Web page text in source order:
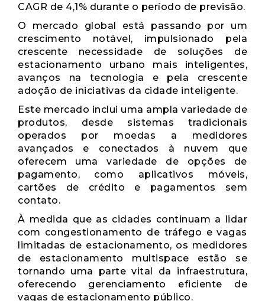
CAGR de 4,1% durante o período de previsão.
O mercado global está passando por um
crescimento notável, impulsionado pela
crescente necessidade de soluções de
estacionamento urbano mais inteligentes,
avanços na tecnologia e pela crescente
adoção de iniciativas da cidade inteligente.
Este mercado inclui uma ampla variedade de
produtos, desde sistemas tradicionais
operados por moedas a medidores
avançados e conectados à nuvem que
oferecem uma variedade de opções de
pagamento, como aplicativos móveis,
cartões de crédito e pagamentos sem
contato.
À medida que as cidades continuam a lidar
com congestionamento de tráfego e vagas
limitadas de estacionamento, os medidores
de estacionamento multispace estão se
tornando uma parte vital da infraestrutura,
oferecendo gerenciamento eficiente de
vagas de estacionamento público.